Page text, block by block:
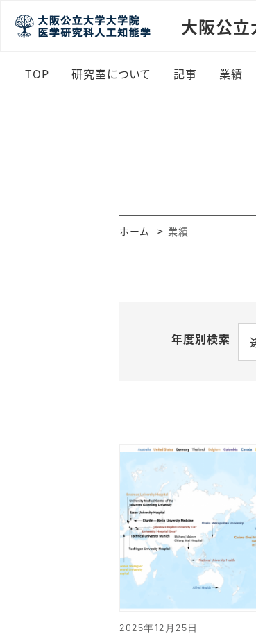
大阪公
TOP 研究室について 記事 業績
ホーム 業績
年度別検索
2025年12月25日